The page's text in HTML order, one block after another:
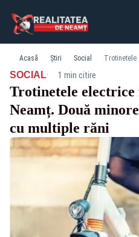
Acasă Știri Social
SOCIAL· 1 min citire
Trotinetele
Neamț. Două
cu multiple răni